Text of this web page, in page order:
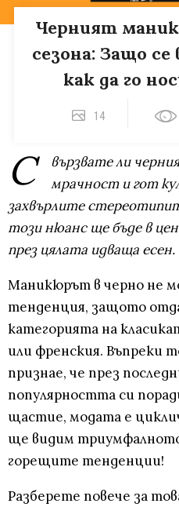
Черният
сезона: Защо
как да го
14
С
вързвате ли
мрачност и гот
захвърлите
този нюанс ще бъде в
през цялата идваща есен.
Маникюрът в черно не
тенденция, защото
категорията на
или френския. Въпреки
признае, че през
популярността си
щастие, модата е
ще видим
горещите тенденции!
Разберете повече за